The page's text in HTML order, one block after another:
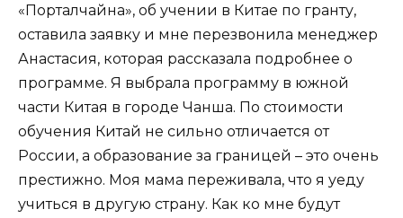
«Порталчайна», об учении в Китае по гранту,
оставила заявку и мне перезвонила менеджер
Анастасия, которая рассказала подробнее о
программе. Я выбрала программу в южной
части Китая в городе Чанша. По стоимости
обучения Китай не сильно отличается от
России, а образование за границей – это очень
престижно. Моя мама переживала, что я уеду
учиться в другую страну. Как ко мне будут